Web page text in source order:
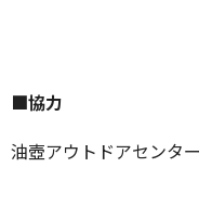
■協力
油壺アウトドアセンター